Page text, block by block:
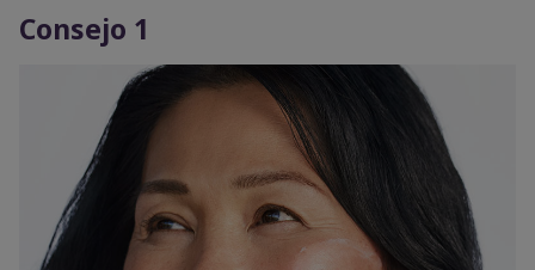
Consejo 1